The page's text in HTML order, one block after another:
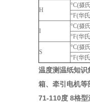
H
°C(摄
°F(华
I
°C(摄
°F(华
S
°C(摄
°F(华
温度测温纸知识
箱、牵引电机等
71-110度 8格型